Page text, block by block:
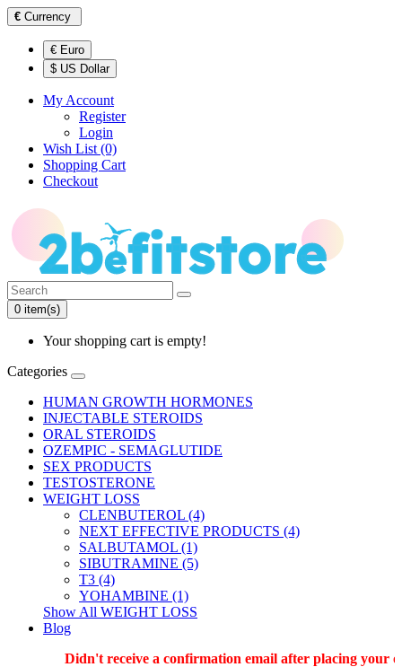
€ Currency
€ Euro
$ US Dollar
My Account
Register
Login
Wish List (0)
Shopping Cart
Checkout
0 item(s)
Your shopping cart is empty!
Categories
HUMAN GROWTH HORMONES
INJECTABLE STEROIDS
ORAL STEROIDS
OZEMPIC - SEMAGLUTIDE
SEX PRODUCTS
TESTOSTERONE
WEIGHT LOSS
CLENBUTEROL (4)
NEXT EFFECTIVE PRODUCTS (4)
SALBUTAMOL (1)
SIBUTRAMINE (5)
T3 (4)
YOHAMBINE (1)
Show All WEIGHT LOSS
Blog
Didn't receive a confirmation email after placing your